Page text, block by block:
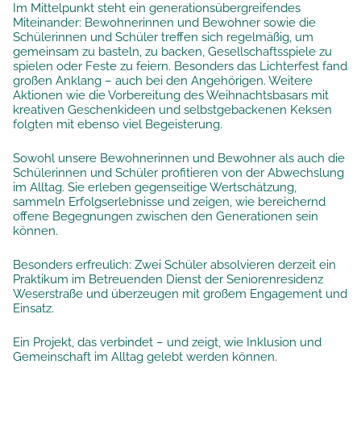
Im Mittelpunkt steht ein generationsübergreifendes
Miteinander: Bewohnerinnen und Bewohner sowie die
Schülerinnen und Schüler treffen sich regelmäßig, um
gemeinsam zu basteln, zu backen, Gesellschaftsspiele zu
spielen oder Feste zu feiern. Besonders das Lichterfest fand
großen Anklang – auch bei den Angehörigen. Weitere
Aktionen wie die Vorbereitung des Weihnachtsbasars mit
kreativen Geschenkideen und selbstgebackenen Keksen
folgten mit ebenso viel Begeisterung.
Sowohl unsere Bewohnerinnen und Bewohner als auch die
Schülerinnen und Schüler profitieren von der Abwechslung
im Alltag. Sie erleben gegenseitige Wertschätzung,
sammeln Erfolgserlebnisse und zeigen, wie bereichernd
offene Begegnungen zwischen den Generationen sein
können.
Besonders erfreulich: Zwei Schüler absolvieren derzeit ein
Praktikum im Betreuenden Dienst der Seniorenresidenz
Weserstraße und überzeugen mit großem Engagement und
Einsatz.
Ein Projekt, das verbindet – und zeigt, wie Inklusion und
Gemeinschaft im Alltag gelebt werden können.